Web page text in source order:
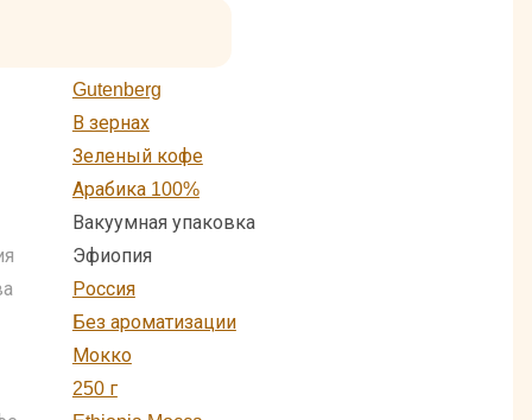
Gutenberg
В зернах
Зеленый кофе
Арабика 100%
Вакуумная упаковка
Эфиопия
Россия
Без ароматизации
Мокко
250 г